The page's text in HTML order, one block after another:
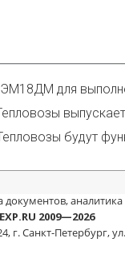
для
будут
2009—2026
г. Санкт-Петербург,